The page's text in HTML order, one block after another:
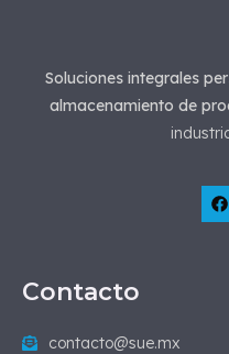
Soluciones integrales
almacenamiento de
Contacto
contacto@sue.mx